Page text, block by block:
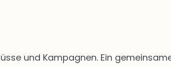
und Kampagnen. Ein